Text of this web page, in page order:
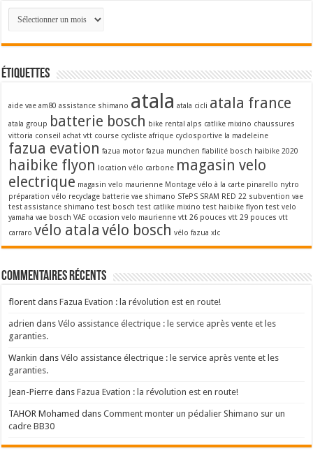
Archives
Étiquettes
aide vae am80 assistance shimano atala atala cicli atala france
atala group batterie bosch bike rental alps catlike mixino chaussures
vittoria conseil achat vtt course cycliste afrique cyclosportive la madeleine
fazua evation fazua motor fazua munchen fiabilité bosch haibike 2020
haibike flyon location vélo carbone magasin velo
electrique magasin velo maurienne Montage vélo à la carte pinarello nytro
préparation vélo recyclage batterie vae shimano STePS SRAM RED 22 subvention vae
test assistance shimano test bosch test catlike mixino test haibike flyon test velo
yamaha vae bosch VAE occasion velo maurienne vtt 26 pouces vtt 29 pouces vtt
carraro vélo atala vélo bosch vélo fazua xlc
Commentaires récents
florent dansFazua Evation : la révolution est en route!
adrien dansVélo assistance électrique : le service après vente et les
garanties.
Wankin dansVélo assistance électrique : le service après vente et les
garanties.
Jean-Pierre dansFazua Evation : la révolution est en route!
TAHOR Mohamed dansComment monter un pédalier Shimano sur un
cadre BB30